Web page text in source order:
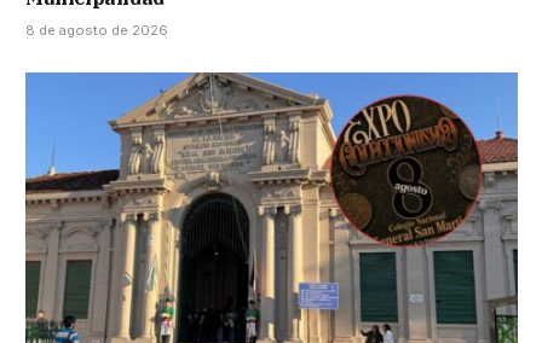
8 de agosto de 2026